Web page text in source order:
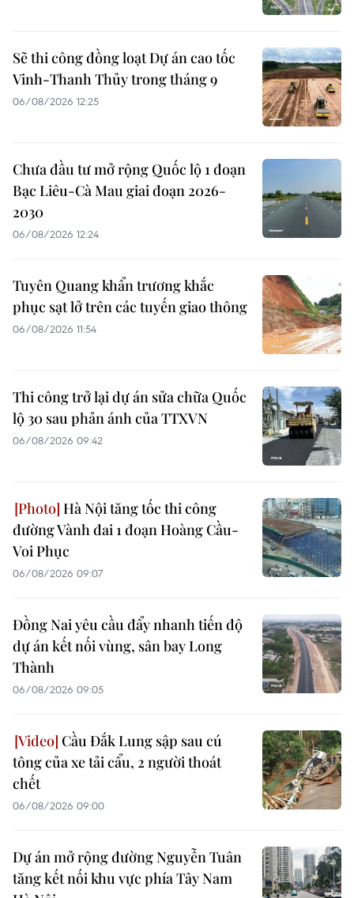
Sẽ thi công đồng loạt Dự án cao tốc
Vinh-Thanh Thủy trong tháng 9
06/08/2026 12:25
Chưa đầu tư mở rộng Quốc lộ 1 đoạn
Bạc Liêu-Cà Mau giai đoạn 2026-
2030
06/08/2026 12:24
Tuyên Quang khẩn trương khắc
phục sạt lở trên các tuyến giao thông
06/08/2026 11:54
Thi công trở lại dự án sửa chữa Quốc
lộ 30 sau phản ánh của TTXVN
06/08/2026 09:42
Hà Nội tăng tốc thi công
đường Vành đai 1 đoạn Hoàng Cầu-
Voi Phục
06/08/2026 09:07
Đồng Nai yêu cầu đẩy nhanh tiến độ
dự án kết nối vùng, sân bay Long
Thành
06/08/2026 09:05
Cầu Đắk Lung sập sau cú
tông của xe tải cẩu, 2 người thoát
chết
06/08/2026 09:00
Dự án mở rộng đường Nguyễn Tuân
tăng kết nối khu vực phía Tây Nam